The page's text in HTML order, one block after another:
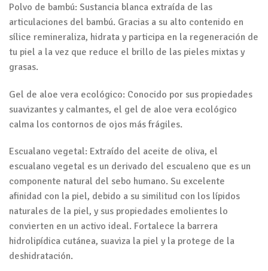
Polvo de bambú: Sustancia blanca extraída de las
articulaciones del bambú. Gracias a su alto contenido en
sílice remineraliza, hidrata y participa en la regeneración de
tu piel a la vez que reduce el brillo de las pieles mixtas y
grasas.
Gel de aloe vera ecológico: Conocido por sus propiedades
suavizantes y calmantes, el gel de aloe vera ecológico
calma los contornos de ojos más frágiles.
Escualano vegetal: Extraído del aceite de oliva, el
escualano vegetal es un derivado del escualeno que es un
componente natural del sebo humano. Su excelente
afinidad con la piel, debido a su similitud con los lípidos
naturales de la piel, y sus propiedades emolientes lo
convierten en un activo ideal. Fortalece la barrera
hidrolipídica cutánea, suaviza la piel y la protege de la
deshidratación.